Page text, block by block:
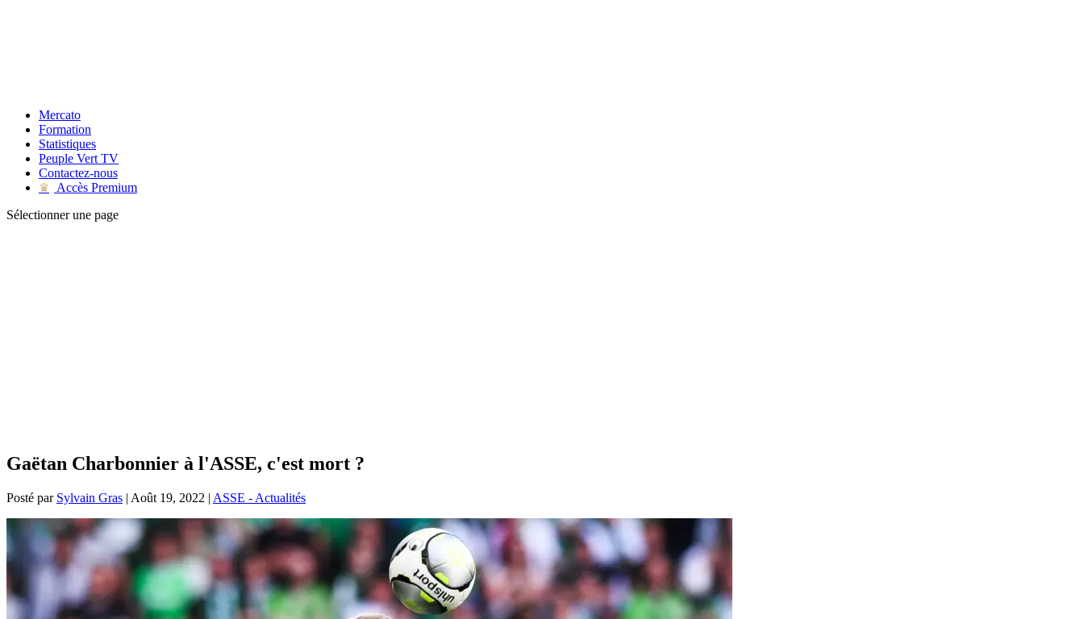
Mercato
Formation
Statistiques
Peuple Vert TV
Contactez-nous
♛
Accès Premium
Sélectionner une page
Gaëtan Charbonnier à l'ASSE, c'est mort ?
Posté par Sylvain Gras | Août 19, 2022 | ASSE - Actualités